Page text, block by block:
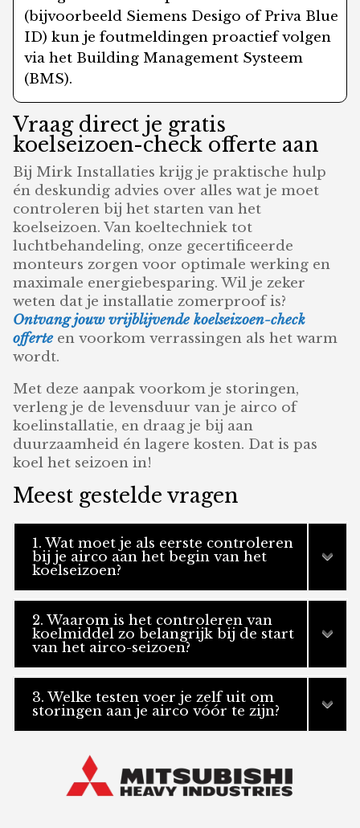
(bijvoorbeeld Siemens Desigo of Priva Blue
ID) kun je foutmeldingen proactief volgen
via het Building Management Systeem
(BMS).
Vraag direct je gratis
koelseizoen-check offerte aan
Bij Mirk Installaties krijg je praktische hulp
én deskundig advies over alles wat je moet
controleren bij het starten van het
koelseizoen. Van koeltechniek tot
luchtbehandeling, onze gecertificeerde
monteurs zorgen voor optimale werking en
maximale energiebesparing. Wil je zeker
weten dat je installatie zomerproof is?
Ontvang jouw vrijblijvende koelseizoen-check
offerteen voorkom verrassingen als het warm
wordt.
Met deze aanpak voorkom je storingen,
verleng je de levensduur van je airco of
koelinstallatie, en draag je bij aan
duurzaamheid én lagere kosten. Dat is pas
koel het seizoen in!
Meest gestelde vragen
1. Wat moet je als eerste controleren
bij je airco aan het begin van het
koelseizoen?
2. Waarom is het controleren van
koelmiddel zo belangrijk bij de start
van het airco-seizoen?
3. Welke testen voer je zelf uit om
storingen aan je airco vóór te zijn?